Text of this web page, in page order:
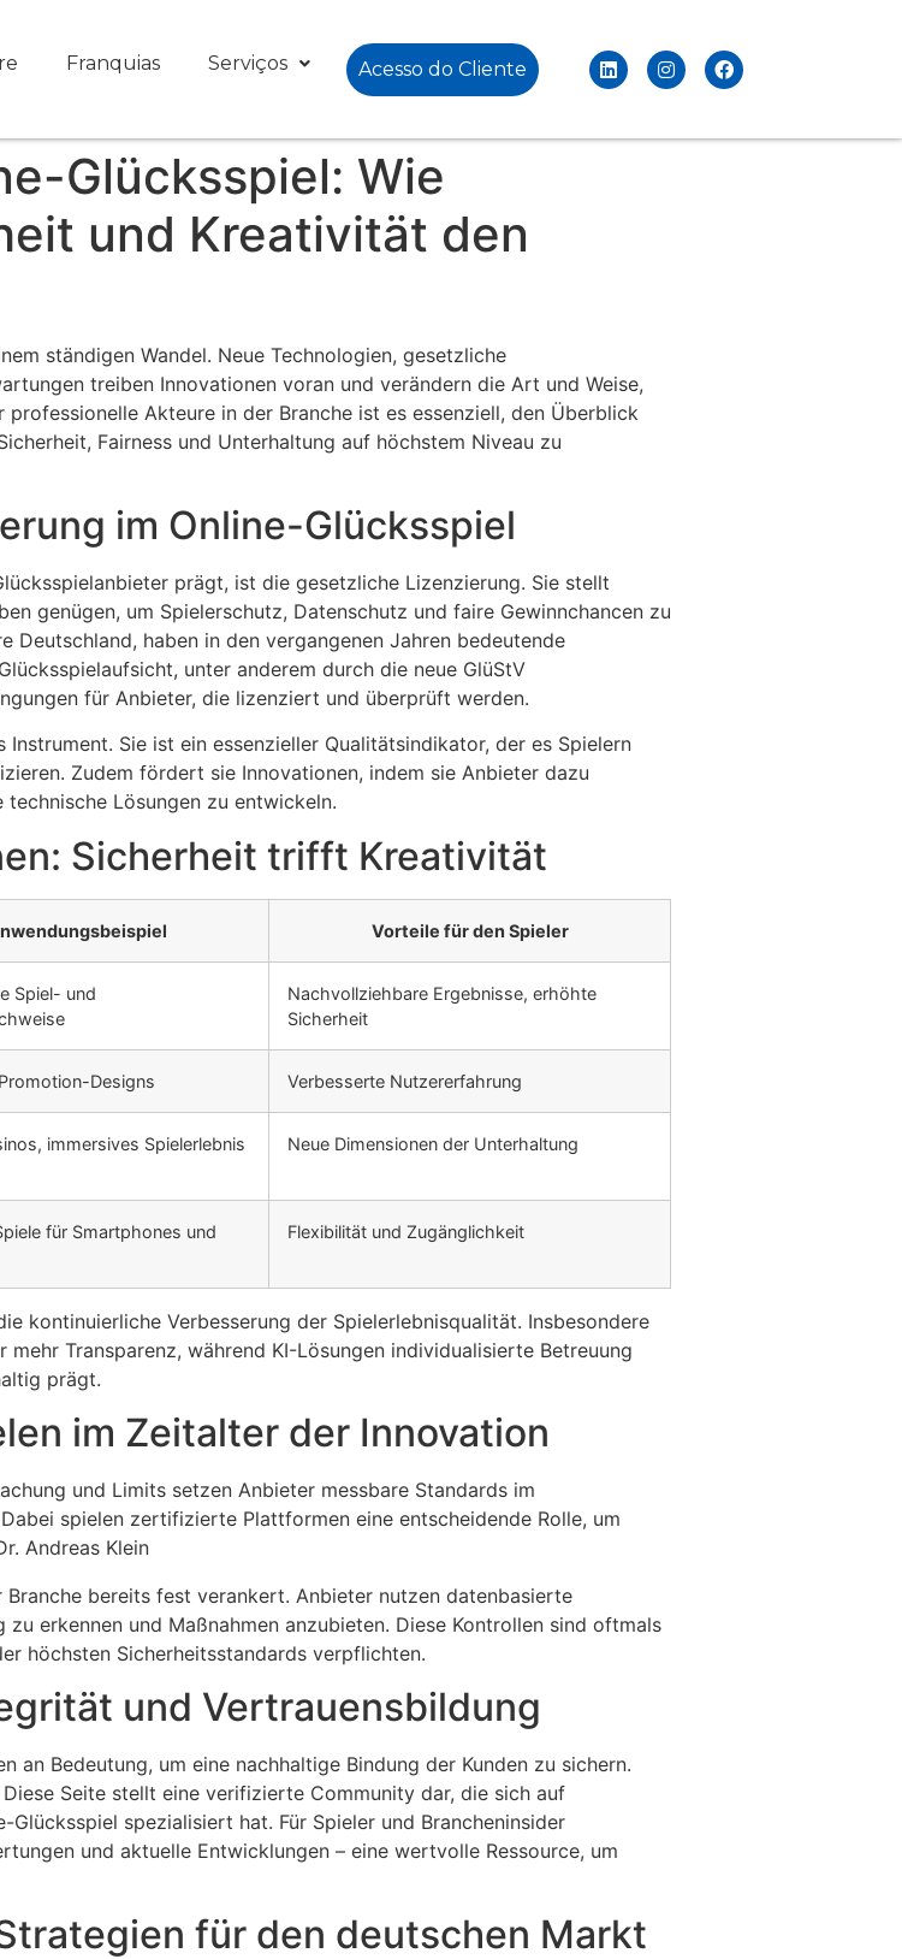
Franquias Serviços Acesso do Cliente
Glücksspiel: Wie
und Kreativität den
ständigen Wandel. Neue Technologien, gesetzliche
treiben Innovationen voran und verändern die Art und Weise,
Akteure in der Branche ist es essenziell, den Überblick
Fairness und Unterhaltung auf höchstem Niveau zu
im Online-Glücksspiel
prägt, ist die gesetzliche Lizenzierung. Sie stellt
genügen, um Spielerschutz, Datenschutz und faire Gewinnchancen zu
Deutschland, haben in den vergangenen Jahren bedeutende
unter anderem durch die neue GlüStV
für Anbieter, die lizenziert und überprüft werden.
Sie ist ein essenzieller Qualitätsindikator, der es Spielern
Zudem fördert sie Innovationen, indem sie Anbieter dazu
Lösungen zu entwickeln.
Sicherheit trifft Kreativität
Vorteile für den Spieler
Spiel- und
Nachvollziehbare Ergebnisse, erhöhte
Sicherheit
Designs Verbesserte Nutzererfahrung
immersives Spielerlebnis Neue Dimensionen der Unterhaltung
für Smartphones und
Flexibilität und Zugänglichkeit
kontinuierliche Verbesserung der Spielerlebnisqualität. Insbesondere
Transparenz, während KI-Lösungen individualisierte Betreuung
prägt.
im Zeitalter der Innovation
und Limits setzen Anbieter messbare Standards im
spielen zertifizierte Plattformen eine entscheidende Rolle, um
Andreas Klein
bereits fest verankert. Anbieter nutzen datenbasierte
erkennen und Maßnahmen anzubieten. Diese Kontrollen sind oftmals
höchsten Sicherheitsstandards verpflichten.
und Vertrauensbildung
Bedeutung, um eine nachhaltige Bindung der Kunden zu sichern.
Diese Seite stellt eine verifizierte Community dar, die sich auf
spezialisiert hat. Für Spieler und Brancheninsider
und aktuelle Entwicklungen – eine wertvolle Ressource, um
für den deutschen Markt